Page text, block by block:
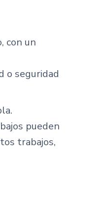
con un
o seguridad
pueden
trabajos,